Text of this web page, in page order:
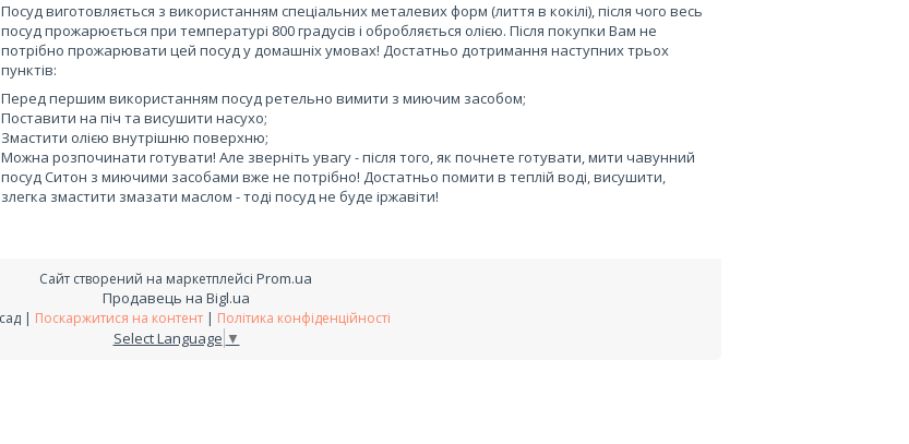
Посуд виготовляється з використанням спеціальних металевих форм (лиття в кокілі), після чого весь
посуд прожарюється при температурі 800 градусів і обробляється олією. Після покупки Вам не
потрібно прожарювати цей посуд у домашніх умовах! Достатньо дотримання наступних трьох
пунктів:
Перед першим використанням посуд ретельно вимити з миючим засобом;
Поставити на піч та висушити насухо;
Змастити олією внутрішню поверхню;
Можна розпочинати готувати! Але зверніть увагу - після того, як почнете готувати, мити чавунний
посуд Ситон з миючими засобами вже не потрібно! Достатньо помити в теплій воді, висушити,
злегка змастити змазати маслом - тоді посуд не буде іржавіти!
Сайт створений на маркетплейсі Prom.ua
Продавець на Bigl.ua
Дом і сад | Поскаржитися на контент | Політика конфіденційності
Select Language ▼